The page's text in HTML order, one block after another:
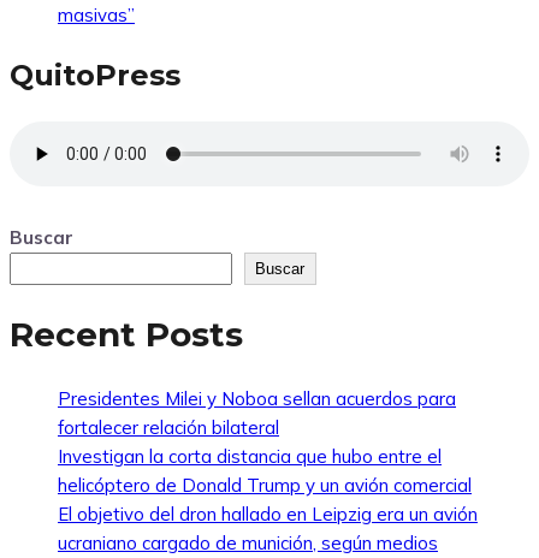
masivas”
QuitoPress
Buscar
Buscar
Recent Posts
Presidentes Milei y Noboa sellan acuerdos para
fortalecer relación bilateral
Investigan la corta distancia que hubo entre el
helicóptero de Donald Trump y un avión comercial
El objetivo del dron hallado en Leipzig era un avión
ucraniano cargado de munición, según medios